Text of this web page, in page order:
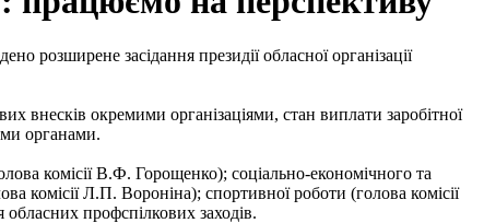
розширене засідання президії обласної організації
внесків окремими організаціями, стан виплати заробітної
органами.
комісії В.Ф. Горощенко); соціально-економічного та
комісії Л.П. Вороніна); спортивної роботи (голова комісії
профспілкових заходів.